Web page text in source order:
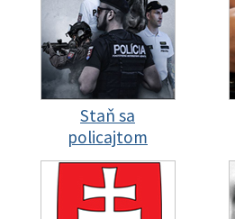
Staň sa
policajtom